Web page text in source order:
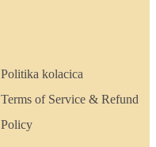
Politika kolacica
Terms of Service & Refund
Policy